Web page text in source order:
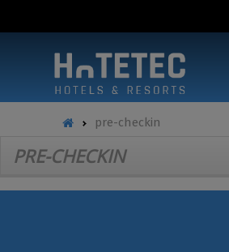
pre-checkin
PRE-CHECKIN